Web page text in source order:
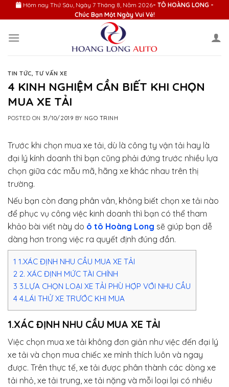
to
Hôm nay Thứ Sáu, Ngày 7 Tháng 8, Năm 2026- TÔ HOÀNG LONG -
Chúc Bạn Một Ngày Vui Vẻ!
TIN TỨC,TƯ VẤN XE
4 KINH NGHIỆM CẦN BIẾT KHI CHỌN
MUA XE TẢI
POSTED ON 31/10/2019 BY NGO TRINH
Trước khi chọn mua xe tải, dù là công ty vận tải hay là
đại lý kính doanh thì bạn cũng phải đứng trước nhiều lựa
chọn giữa các mẫu mã, hãng xe khác nhau trên thị
trường.
Nếu bạn còn đang phân vân, không biết chọn xe tải nào
để phục vụ công việc kinh doanh thì bạn có thể tham
khảo bài viết này do ô tô Hoàng Long sẽ giúp bạn dễ
dàng hơn trong việc ra quyết định đúng đắn.
1 1.XÁC ĐỊNH NHU CẦU MUA XE TẢI
2 2. XÁC ĐỊNH MỨC TÀI CHÍNH
3 3.LỰA CHỌN LOẠI XE TẢI PHÙ HỢP VỚI NHU CẦU
4 4.LÁI THỬ XE TRƯỚC KHI MUA
1.XÁC ĐỊNH NHU CẦU MUA XE TẢI
Việc chọn mua xe tải không đơn giản như việc đến đại lý
xe tải và chọn mua chiếc xe mình thích luôn và ngay
được. Trên thực tế, xe tải được phân thành các dòng xe
tải nhỏ, xe tải trung, xe tải nặng và mỗi loại lại có nhiều